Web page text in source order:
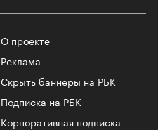
О проекте
Реклама
Скрыть баннеры на РБК
Подписка на РБК
Корпоративная подписка